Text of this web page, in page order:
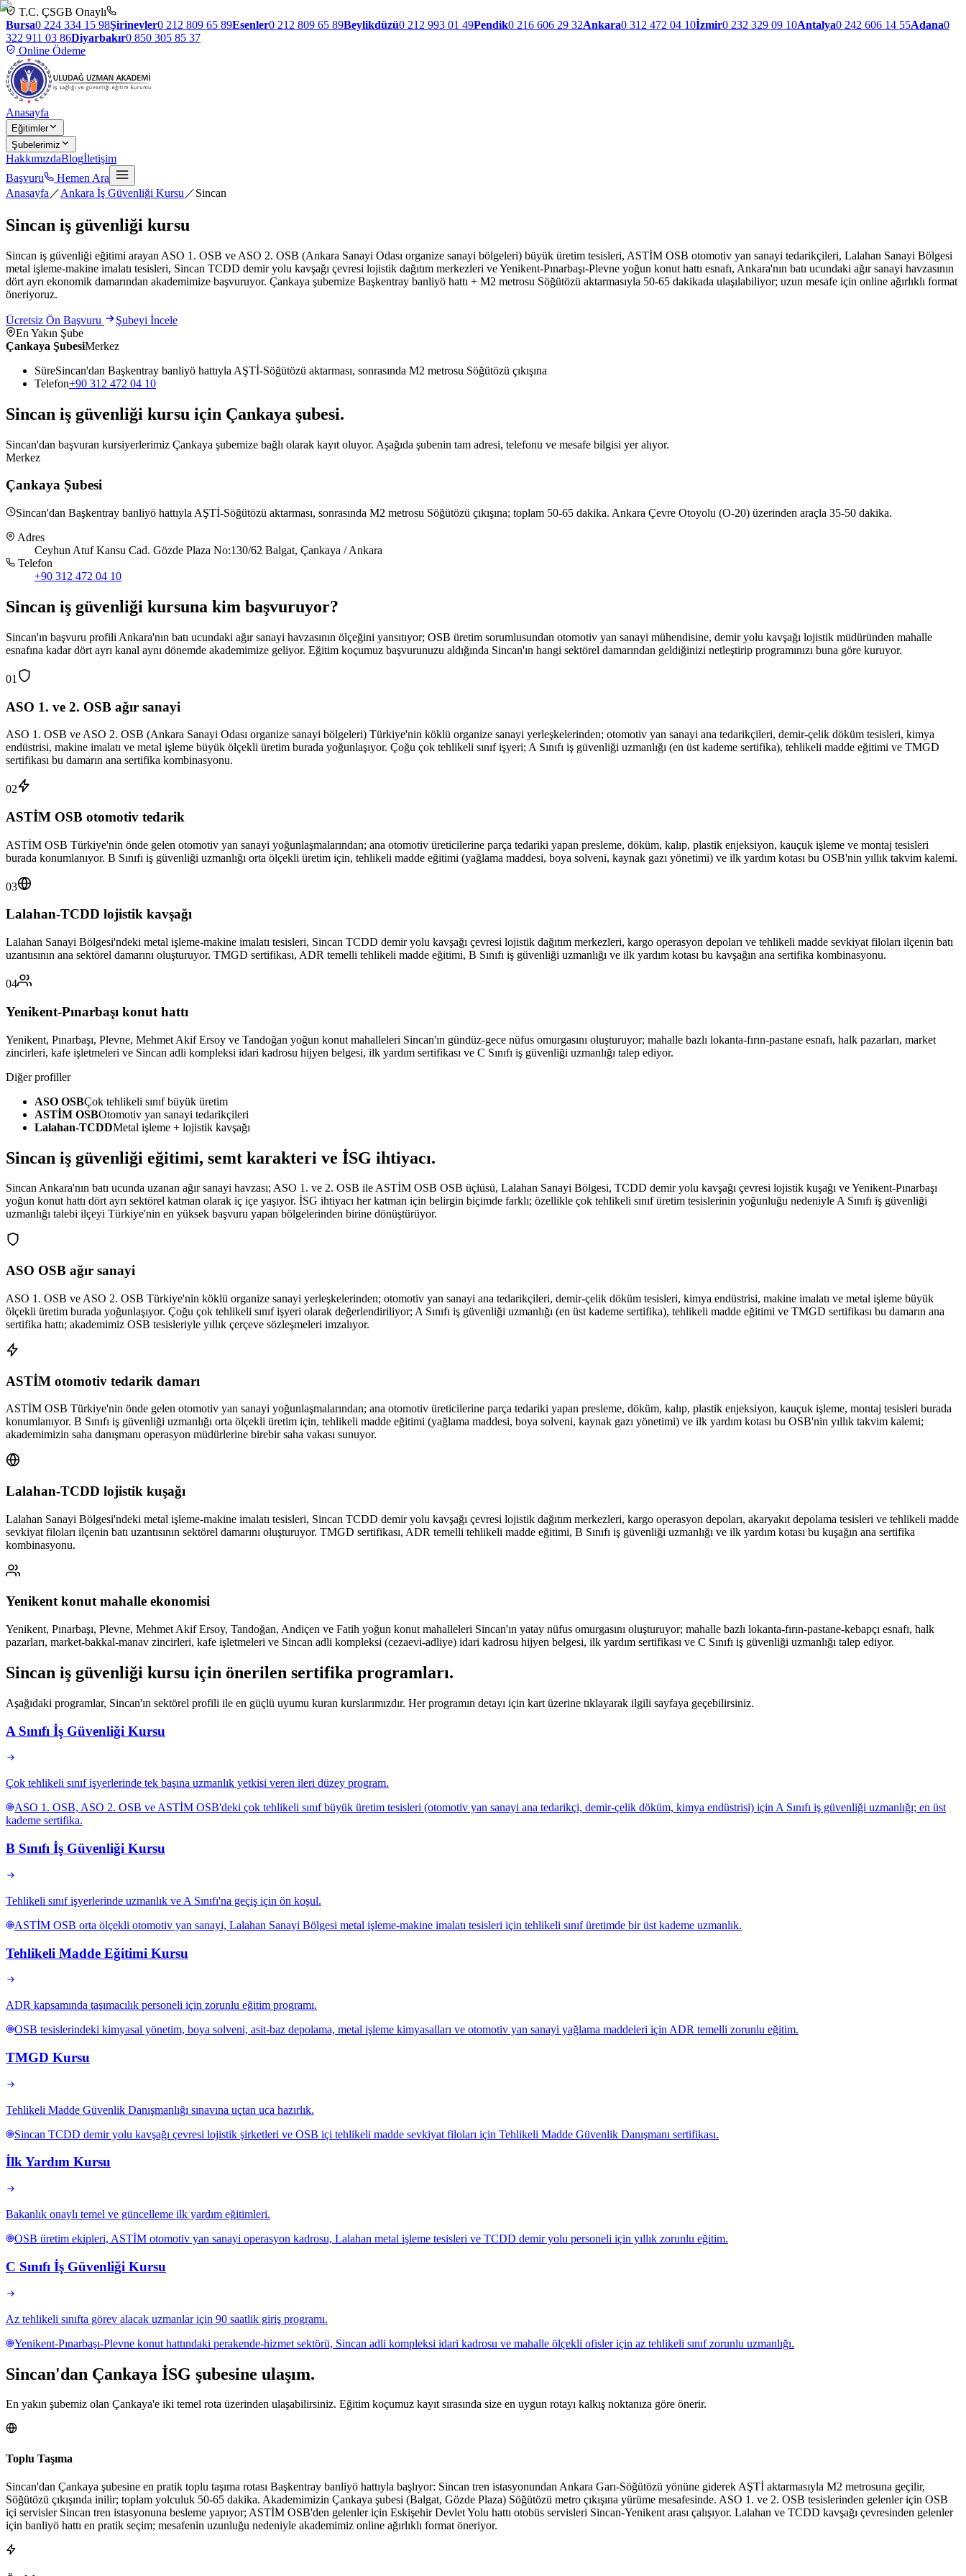
T.C. ÇSGB Onaylı
Bursa0 224 334 15 98Şirinevler0 212 809 65 89Esenler0 212 809 65 89Beylikdüzü0 212 993 01 49Pendik0 216 606 29 32Ankara0 312 472 04 10İzmir0 232 329 09 10Antalya0 242 606 14 55Adana0
322 911 03 86Diyarbakır0 850 305 85 37
Online Ödeme
Anasayfa
Eğitimler
Şubelerimiz
HakkımızdaBlogİletişim
Başvuru
Hemen Ara
Anasayfa ／Ankara İş Güvenliği Kursu ／Sincan
Sincan iş güvenliği kursu
Sincan iş güvenliği eğitimi arayan ASO 1. OSB ve ASO 2. OSB (Ankara Sanayi Odası organize sanayi bölgeleri) büyük üretim tesisleri, ASTİM OSB otomotiv yan sanayi tedarikçileri, Lalahan Sanayi Bölgesi
metal işleme-makine imalatı tesisleri, Sincan TCDD demir yolu kavşağı çevresi lojistik dağıtım merkezleri ve Yenikent-Pınarbaşı-Plevne yoğun konut hattı esnafı, Ankara'nın batı ucundaki ağır sanayi havzasının
dört ayrı ekonomik damarından akademimize başvuruyor. Çankaya şubemize Başkentray banliyö hattı + M2 metrosu Söğütözü aktarmasıyla 50-65 dakikada ulaşılabiliyor; uzun mesafe için online ağırlıklı format
öneriyoruz.
Ücretsiz Ön Başvuru
Şubeyi İncele
En Yakın Şube
Çankaya ŞubesiMerkez
SüreSincan'dan Başkentray banliyö hattıyla AŞTİ-Söğütözü aktarması, sonrasında M2 metrosu Söğütözü çıkışına
Telefon+90 312 472 04 10
Sincan iş güvenliği kursu için Çankaya şubesi.
Sincan'dan başvuran kursiyerlerimiz Çankaya şubemize bağlı olarak kayıt oluyor. Aşağıda şubenin tam adresi, telefonu ve mesafe bilgisi yer alıyor.
Merkez
Çankaya Şubesi
Sincan'dan Başkentray banliyö hattıyla AŞTİ-Söğütözü aktarması, sonrasında M2 metrosu Söğütözü çıkışına; toplam 50-65 dakika. Ankara Çevre Otoyolu (O-20) üzerinden araçla 35-50 dakika.
Adres
Ceyhun Atuf Kansu Cad. Gözde Plaza No:130/62 Balgat, Çankaya / Ankara
Telefon
+90 312 472 04 10
Sincan iş güvenliği kursuna kim başvuruyor?
Sincan'ın başvuru profili Ankara'nın batı ucundaki ağır sanayi havzasının ölçeğini yansıtıyor; OSB üretim sorumlusundan otomotiv yan sanayi mühendisine, demir yolu kavşağı lojistik müdüründen mahalle
esnafına kadar dört ayrı kanal aynı dönemde akademimize geliyor. Eğitim koçumuz başvurunuzu aldığında Sincan'ın hangi sektörel damarından geldiğinizi netleştirip programınızı buna göre kuruyor.
01
ASO 1. ve 2. OSB ağır sanayi
ASO 1. OSB ve ASO 2. OSB (Ankara Sanayi Odası organize sanayi bölgeleri) Türkiye'nin köklü organize sanayi yerleşkelerinden; otomotiv yan sanayi ana tedarikçileri, demir-çelik döküm tesisleri, kimya
endüstrisi, makine imalatı ve metal işleme büyük ölçekli üretim burada yoğunlaşıyor. Çoğu çok tehlikeli sınıf işyeri; A Sınıfı iş güvenliği uzmanlığı (en üst kademe sertifika), tehlikeli madde eğitimi ve TMGD
sertifikası bu damarın ana sertifika kombinasyonu.
02
ASTİM OSB otomotiv tedarik
ASTİM OSB Türkiye'nin önde gelen otomotiv yan sanayi yoğunlaşmalarından; ana otomotiv üreticilerine parça tedariki yapan presleme, döküm, kalıp, plastik enjeksiyon, kauçuk işleme ve montaj tesisleri
burada konumlanıyor. B Sınıfı iş güvenliği uzmanlığı orta ölçekli üretim için, tehlikeli madde eğitimi (yağlama maddesi, boya solveni, kaynak gazı yönetimi) ve ilk yardım kotası bu OSB'nin yıllık takvim kalemi.
03
Lalahan-TCDD lojistik kavşağı
Lalahan Sanayi Bölgesi'ndeki metal işleme-makine imalatı tesisleri, Sincan TCDD demir yolu kavşağı çevresi lojistik dağıtım merkezleri, kargo operasyon depoları ve tehlikeli madde sevkiyat filoları ilçenin batı
uzantısının ana sektörel damarını oluşturuyor. TMGD sertifikası, ADR temelli tehlikeli madde eğitimi, B Sınıfı iş güvenliği uzmanlığı ve ilk yardım kotası bu kavşağın ana sertifika kombinasyonu.
04
Yenikent-Pınarbaşı konut hattı
Yenikent, Pınarbaşı, Plevne, Mehmet Akif Ersoy ve Tandoğan yoğun konut mahalleleri Sincan'ın gündüz-gece nüfus omurgasını oluşturuyor; mahalle bazlı lokanta-fırın-pastane esnafı, halk pazarları, market
zincirleri, kafe işletmeleri ve Sincan adli kompleksi idari kadrosu hijyen belgesi, ilk yardım sertifikası ve C Sınıfı iş güvenliği uzmanlığı talep ediyor.
Diğer profiller
ASO OSBÇok tehlikeli sınıf büyük üretim
ASTİM OSBOtomotiv yan sanayi tedarikçileri
Lalahan-TCDDMetal işleme + lojistik kavşağı
Sincan iş güvenliği eğitimi, semt karakteri ve İSG ihtiyacı.
Sincan Ankara'nın batı ucunda uzanan ağır sanayi havzası; ASO 1. ve 2. OSB ile ASTİM OSB OSB üçlüsü, Lalahan Sanayi Bölgesi, TCDD demir yolu kavşağı çevresi lojistik kuşağı ve Yenikent-Pınarbaşı
yoğun konut hattı dört ayrı sektörel katman olarak iç içe yaşıyor. İSG ihtiyacı her katman için belirgin biçimde farklı; özellikle çok tehlikeli sınıf üretim tesislerinin yoğunluğu nedeniyle A Sınıfı iş güvenliği
uzmanlığı talebi ilçeyi Türkiye'nin en yüksek başvuru yapan bölgelerinden birine dönüştürüyor.
ASO OSB ağır sanayi
ASO 1. OSB ve ASO 2. OSB Türkiye'nin köklü organize sanayi yerleşkelerinden; otomotiv yan sanayi ana tedarikçileri, demir-çelik döküm tesisleri, kimya endüstrisi, makine imalatı ve metal işleme büyük
ölçekli üretim burada yoğunlaşıyor. Çoğu çok tehlikeli sınıf işyeri olarak değerlendiriliyor; A Sınıfı iş güvenliği uzmanlığı (en üst kademe sertifika), tehlikeli madde eğitimi ve TMGD sertifikası bu damarın ana
sertifika hattı; akademimiz OSB tesisleriyle yıllık çerçeve sözleşmeleri imzalıyor.
ASTİM otomotiv tedarik damarı
ASTİM OSB Türkiye'nin önde gelen otomotiv yan sanayi yoğunlaşmalarından; ana otomotiv üreticilerine parça tedariki yapan presleme, döküm, kalıp, plastik enjeksiyon, kauçuk işleme, montaj tesisleri burada
konumlanıyor. B Sınıfı iş güvenliği uzmanlığı orta ölçekli üretim için, tehlikeli madde eğitimi (yağlama maddesi, boya solveni, kaynak gazı yönetimi) ve ilk yardım kotası bu OSB'nin yıllık takvim kalemi;
akademimizin saha danışmanı operasyon müdürlerine birebir saha vakası sunuyor.
Lalahan-TCDD lojistik kuşağı
Lalahan Sanayi Bölgesi'ndeki metal işleme-makine imalatı tesisleri, Sincan TCDD demir yolu kavşağı çevresi lojistik dağıtım merkezleri, kargo operasyon depoları, akaryakıt depolama tesisleri ve tehlikeli madde
sevkiyat filoları ilçenin batı uzantısının sektörel damarını oluşturuyor. TMGD sertifikası, ADR temelli tehlikeli madde eğitimi, B Sınıfı iş güvenliği uzmanlığı ve ilk yardım kotası bu kuşağın ana sertifika
kombinasyonu.
Yenikent konut mahalle ekonomisi
Yenikent, Pınarbaşı, Plevne, Mehmet Akif Ersoy, Tandoğan, Andiçen ve Fatih yoğun konut mahalleleri Sincan'ın yatay nüfus omurgasını oluşturuyor; mahalle bazlı lokanta-fırın-pastane-kebapçı esnafı, halk
pazarları, market-bakkal-manav zincirleri, kafe işletmeleri ve Sincan adli kompleksi (cezaevi-adliye) idari kadrosu hijyen belgesi, ilk yardım sertifikası ve C Sınıfı iş güvenliği uzmanlığı talep ediyor.
Sincan iş güvenliği kursu için önerilen sertifika programları.
Aşağıdaki programlar, Sincan'ın sektörel profili ile en güçlü uyumu kuran kurslarımızdır. Her programın detayı için kart üzerine tıklayarak ilgili sayfaya geçebilirsiniz.
A Sınıfı İş Güvenliği Kursu
Çok tehlikeli sınıf işyerlerinde tek başına uzmanlık yetkisi veren ileri düzey program.
ASO 1. OSB, ASO 2. OSB ve ASTİM OSB'deki çok tehlikeli sınıf büyük üretim tesisleri (otomotiv yan sanayi ana tedarikçi, demir-çelik döküm, kimya endüstrisi) için A Sınıfı iş güvenliği uzmanlığı; en üst
kademe sertifika.
B Sınıfı İş Güvenliği Kursu
Tehlikeli sınıf işyerlerinde uzmanlık ve A Sınıfı'na geçiş için ön koşul.
ASTİM OSB orta ölçekli otomotiv yan sanayi, Lalahan Sanayi Bölgesi metal işleme-makine imalatı tesisleri için tehlikeli sınıf üretimde bir üst kademe uzmanlık.
Tehlikeli Madde Eğitimi Kursu
ADR kapsamında taşımacılık personeli için zorunlu eğitim programı.
OSB tesislerindeki kimyasal yönetim, boya solveni, asit-baz depolama, metal işleme kimyasalları ve otomotiv yan sanayi yağlama maddeleri için ADR temelli zorunlu eğitim.
TMGD Kursu
Tehlikeli Madde Güvenlik Danışmanlığı sınavına uçtan uca hazırlık.
Sincan TCDD demir yolu kavşağı çevresi lojistik şirketleri ve OSB içi tehlikeli madde sevkiyat filoları için Tehlikeli Madde Güvenlik Danışmanı sertifikası.
İlk Yardım Kursu
Bakanlık onaylı temel ve güncelleme ilk yardım eğitimleri.
OSB üretim ekipleri, ASTİM otomotiv yan sanayi operasyon kadrosu, Lalahan metal işleme tesisleri ve TCDD demir yolu personeli için yıllık zorunlu eğitim.
C Sınıfı İş Güvenliği Kursu
Az tehlikeli sınıfta görev alacak uzmanlar için 90 saatlik giriş programı.
Yenikent-Pınarbaşı-Plevne konut hattındaki perakende-hizmet sektörü, Sincan adli kompleksi idari kadrosu ve mahalle ölçekli ofisler için az tehlikeli sınıf zorunlu uzmanlığı.
Sincan'dan Çankaya İSG şubesine ulaşım.
En yakın şubemiz olan Çankaya'e iki temel rota üzerinden ulaşabilirsiniz. Eğitim koçumuz kayıt sırasında size en uygun rotayı kalkış noktanıza göre önerir.
Toplu Taşıma
Sincan'dan Çankaya şubesine en pratik toplu taşıma rotası Başkentray banliyö hattıyla başlıyor: Sincan tren istasyonundan Ankara Garı-Söğütözü yönüne giderek AŞTİ aktarmasıyla M2 metrosuna geçilir,
Söğütözü çıkışında inilir; toplam yolculuk 50-65 dakika. Akademimizin Çankaya şubesi (Balgat, Gözde Plaza) Söğütözü metro çıkışına yürüme mesafesinde. ASO 1. ve 2. OSB tesislerinden gelenler için OSB
içi servisler Sincan tren istasyonuna besleme yapıyor; ASTİM OSB'den gelenler için Eskişehir Devlet Yolu hattı otobüs servisleri Sincan-Yenikent arası çalışıyor. Lalahan ve TCDD kavşağı çevresinden gelenler
için banliyö hattı en pratik seçim; mesafenin uzunluğu nedeniyle akademimiz online ağırlıklı format öneriyor.